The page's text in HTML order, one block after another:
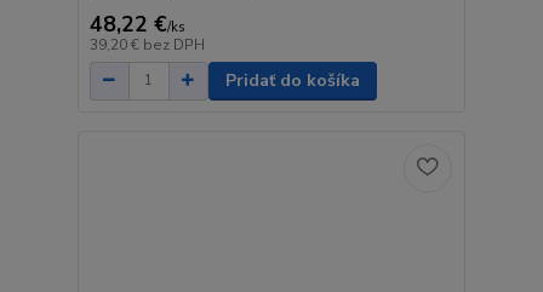
48,22 €/ks
39,20 € bez DPH
Pridať do košíka